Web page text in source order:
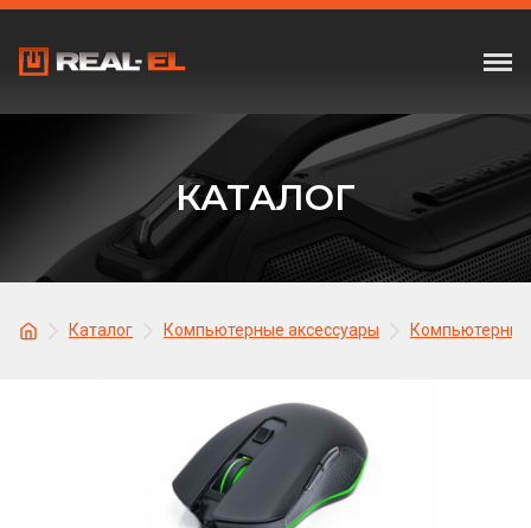
КАТАЛОГ
Каталог Компьютерные аксессуары